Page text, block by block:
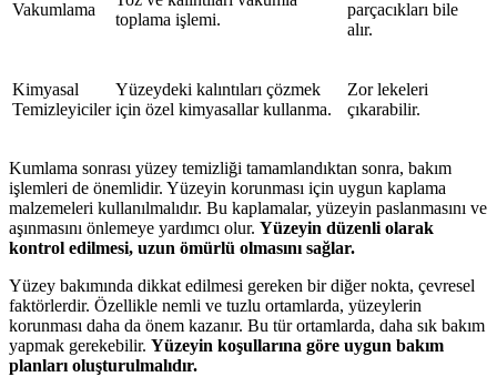
Vakumlama
toplama işlemi.
parçacıkları bile
alır.
Kimyasal
Temizleyiciler
Yüzeydeki kalıntıları çözmek
için özel kimyasallar kullanma.
Zor lekeleri
çıkarabilir.
Kumlama sonrası yüzey temizliği tamamlandıktan sonra, bakım
işlemleri de önemlidir. Yüzeyin korunması için uygun kaplama
malzemeleri kullanılmalıdır. Bu kaplamalar, yüzeyin paslanmasını ve
aşınmasını önlemeye yardımcı olur. Yüzeyin düzenli olarak
kontrol edilmesi, uzun ömürlü olmasını sağlar.
Yüzey bakımında dikkat edilmesi gereken bir diğer nokta, çevresel
faktörlerdir. Özellikle nemli ve tuzlu ortamlarda, yüzeylerin
korunması daha da önem kazanır. Bu tür ortamlarda, daha sık bakım
yapmak gerekebilir. Yüzeyin koşullarına göre uygun bakım
planları oluşturulmalıdır.